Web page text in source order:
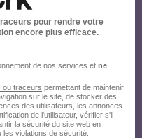
pour rendre votre
encore plus efficace.
de nos services et ne
ou traceurs permettant de maintenir
sur le site, de stocker des
des utilisateurs, les annonces
de l'utilisateur, vérifier s'il
la sécurité du site web en
violations de sécurité.